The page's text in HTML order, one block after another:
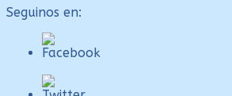
Seguinos en: